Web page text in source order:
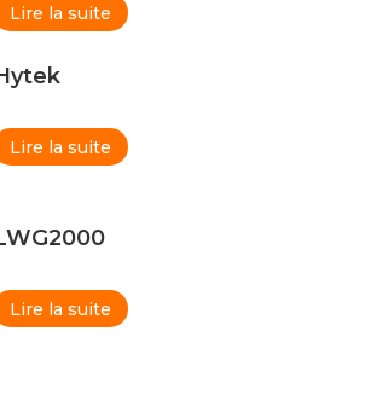
Lire la suite
Lire la suite
Lire la suite